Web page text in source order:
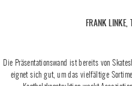
FRANK LINKE,
Die Präsentationswand ist bereits von
eignet sich gut, um das vielfältige